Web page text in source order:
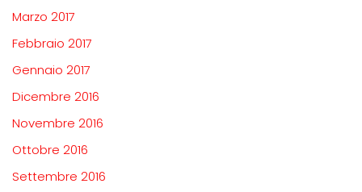
Marzo 2017
Febbraio 2017
Gennaio 2017
Dicembre 2016
Novembre 2016
Ottobre 2016
Settembre 2016